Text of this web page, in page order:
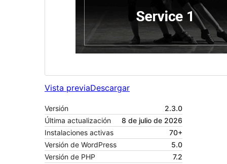
Vista previaDescargar
Versión
2.3.0
Última actualización
8 de julio de 2026
Instalaciones activas
70+
Versión de WordPress
5.0
Versión de PHP
7.2